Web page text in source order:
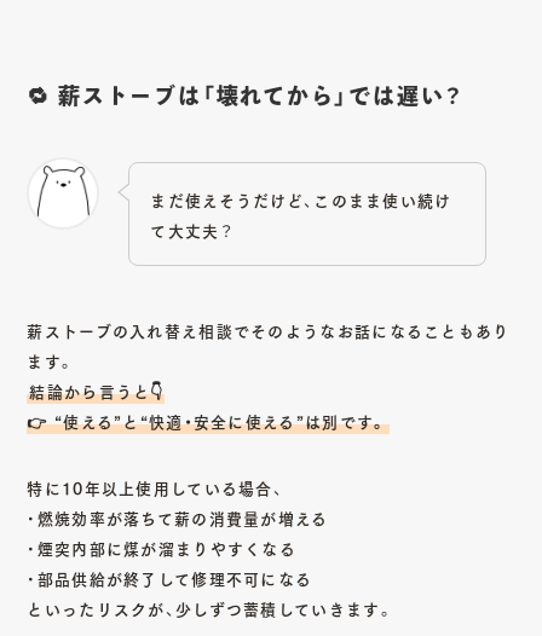
🔁 薪ストーブは「壊れてから」では遅い？
まだ使えそうだけど、このまま使い続け
て大丈夫？
薪ストーブの入れ替え相談でそのようなお話になることもあり
ます。
結論から言うと👇
👉 “使える”と“快適・安全に使える”は別です。
特に10年以上使用している場合、
・燃焼効率が落ちて薪の消費量が増える
・煙突内部に煤が溜まりやすくなる
・部品供給が終了して修理不可になる
といったリスクが、少しずつ蓄積していきます。